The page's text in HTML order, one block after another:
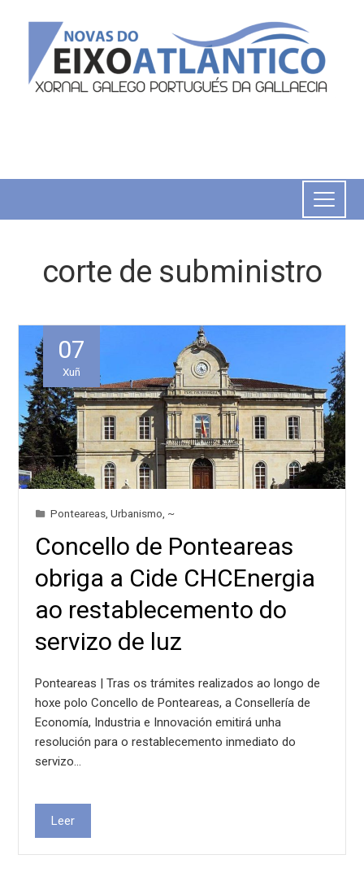
corte de subministro
07
Xuñ
Ponteareas ,Urbanismo ~
Concello de Ponteareas
obriga a Cide CHCEnergia
ao restablecemento do
servizo de luz
Ponteareas | Tras os trámites realizados ao longo de
hoxe polo Concello de Ponteareas, a Consellería de
Economía, Industria e Innovación emitirá unha
resolución para o restablecemento inmediato do
servizo…
Leer